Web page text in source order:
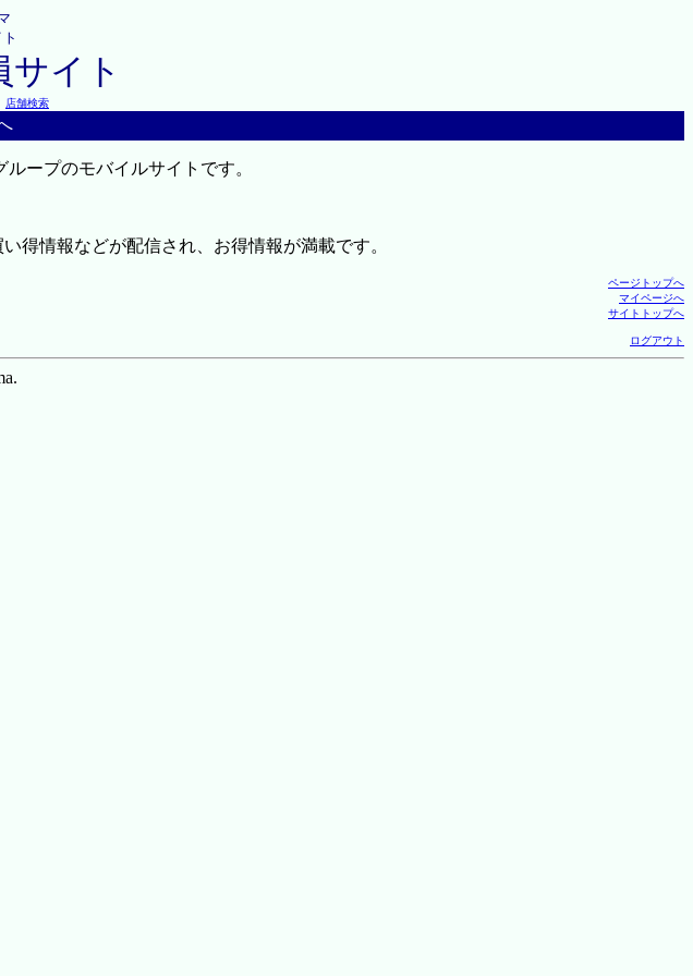
サイト
店舗検索
ープのモバイルサイトです。
得情報などが配信され、お得情報が満載です。
ページトップへ
マイページへ
サイトトップへ
ログアウト